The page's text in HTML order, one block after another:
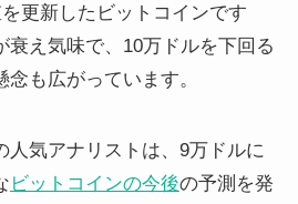
更新したビットコインです
衰え気味で、10万ドルを下回る
も広がっています。
人気アナリストは、9万ドルに
ビットコインの今後の予測を発